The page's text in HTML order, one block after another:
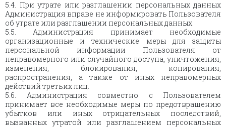
5.4. При утрате или разглашении персональных данных
Администрация вправе не информировать Пользователя
об утрате или разглашении персональных данных.
5.5. Администрация принимает необходимые
организационные и технические меры для защиты
персональной информации Пользователя от
неправомерного или случайного доступа, уничтожения,
изменения, блокирования, копирования,
распространения, а также от иных неправомерных
действий третьих лиц.
5.6. Администрация совместно с Пользователем
принимает все необходимые меры по предотвращению
убытков или иных отрицательных последствий,
вызванных утратой или разглашением персональных